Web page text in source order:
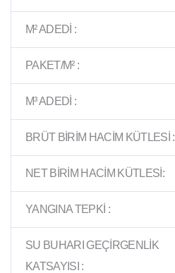
M² ADEDİ :
PAKET/M² :
M³ ADEDİ :
BRÜT BİRİM HACİM KÜTLESİ :
NET BİRİM HACİM KÜTLESİ:
YANGINA TEPKİ :
SU BUHARI GEÇİRGENLİK
KATSAYISI :